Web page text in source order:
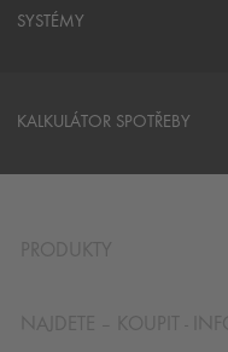
SYSTÉMY
KALKULÁTOR SPOTŘEBY